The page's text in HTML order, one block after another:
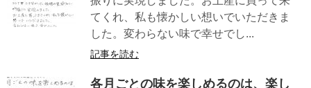
てくれ、私も懐かしい想いでいただきま
した。変わらない味で幸せでし...
記事を読む
各月ごとの味を楽しめるのは、楽し